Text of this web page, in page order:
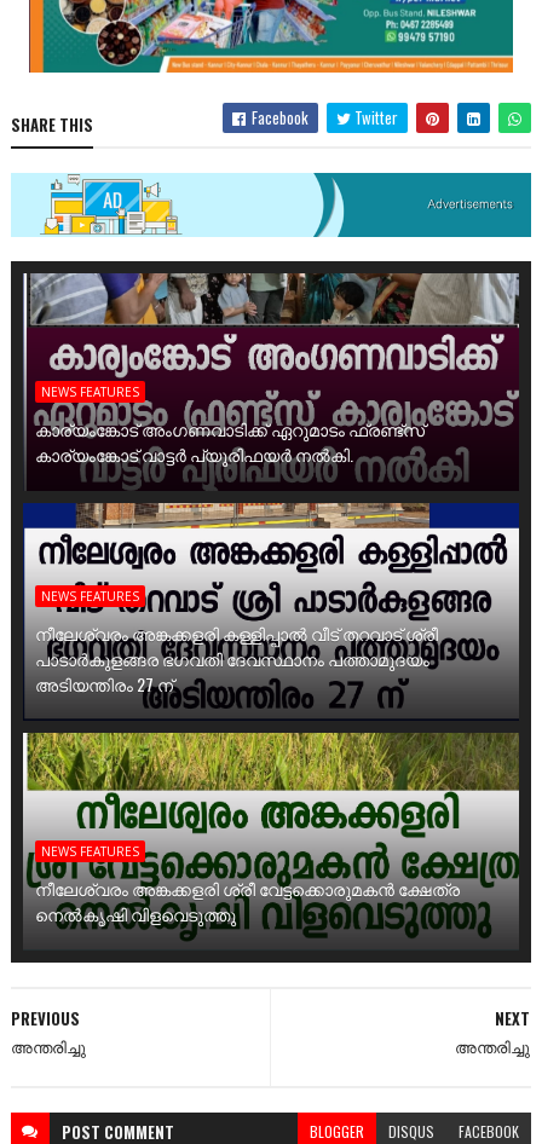
SHARE THIS Facebook Twitter
NEWS FEATURES
കാര്യംങ്കോട് അംഗണവാടിക്ക് ഏറുമാടം ഫ്രണ്ട്സ്
കാര്യംങ്കോട് വാട്ടർ പ്യൂരിഫയർ നൽകി.
NEWS FEATURES
നീലേശ്വരം അങ്കക്കളരി കള്ളിപ്പാൽ വീട് തറവാട് ശ്രീ
പാടാർകുളങ്ങര ഭഗവതി ദേവസ്ഥാനം പത്താമുദയം
അടിയന്തിരം 27 ന്
NEWS FEATURES
നീലേശ്വരം അങ്കക്കളരി ശ്രീ വേട്ടക്കൊരുമകൻ ക്ഷേത്ര
നെൽകൃഷി വിളവെടുത്തു
NEXT
അന്തരിച്ചു
PREVIOUS
അന്തരിച്ചു
POST COMMENT BLOGGER DISQUS FACEBOOK